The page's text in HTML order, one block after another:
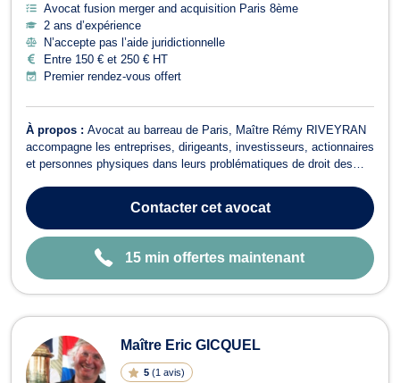
Avocat fusion merger and acquisition Paris 8ème
2 ans d’expérience
N’accepte pas l’aide juridictionnelle
Entre 150 € et 250 € HT
Premier rendez-vous offert
À propos : Avocat au barreau de Paris, Maître Rémy RIVEYRAN
accompagne les entreprises, dirigeants, investisseurs, actionnaires
et personnes physiques dans leurs problématiques de droit des
commerciaux, de restructuring et de droit pénal des affaires. Il
intervient en droit des ...Contactercet avocat
15 min offertes maintenant
Maître Eric GICQUEL
5 (1 avis)